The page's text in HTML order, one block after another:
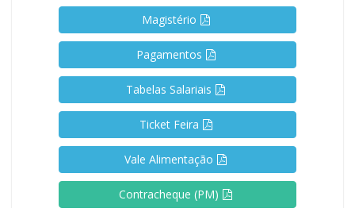
Magistério
Pagamentos
Tabelas Salariais
Ticket Feira
Vale Alimentação
Contracheque (PM)